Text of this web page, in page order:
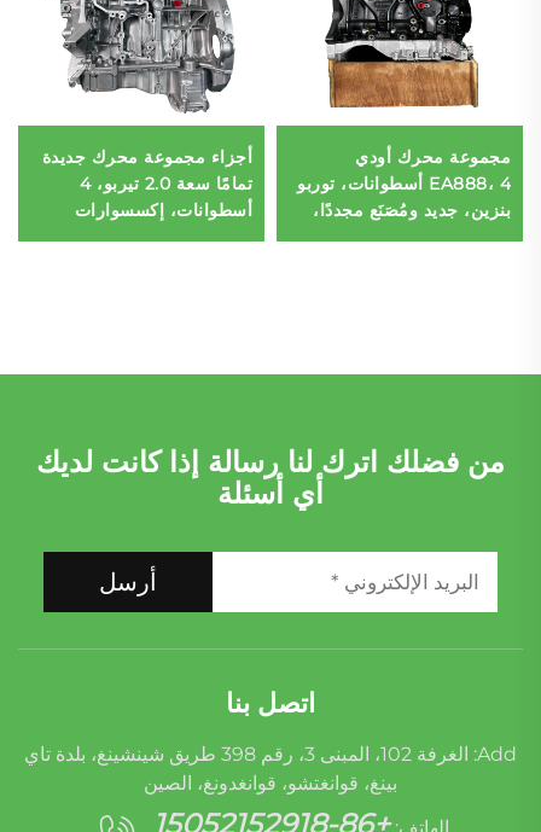
مجموعة محرك أودي
EA888، 4 أسطوانات، توربو
بنزين، جديد ومُصَنَع مجددًا،
قطع كاملة معروضة للبيع
أجزاء مجموعة محرك جديدة
تمامًا سعة 2.0 تيربو، 4
أسطوانات، إكسسوارات
معادة التصنيع لسيارة Benz
من فضلك اترك لنا رسالة إذا كانت لديك
أي أسئلة
أرسل
اتصل بنا
Add: الغرفة 102، المبنى 3، رقم 398 طريق شينشينغ، بلدة تاي
بينغ، قوانغتشو، قوانغدونغ، الصين
+86-15052152918